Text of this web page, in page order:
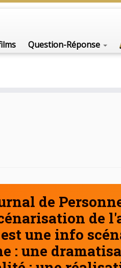
Question-Réponse
de
de
une info
: une